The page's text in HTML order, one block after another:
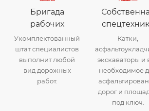
Бригада
рабочих
Укомплектованный
штат специалистов
выполнит любой
вид дорожных
работ.
Катки,
экскаваторы и
необходимое
дорог и
под ключ.